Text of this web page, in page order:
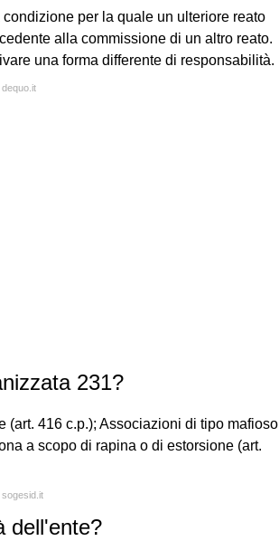
per la quale un ulteriore reato
alla commissione di un altro reato.
una forma differente di responsabilità.
231?
(art. 416 c.p.); Associazioni di tipo mafioso
a scopo di rapina o di estorsione (art.
dell'ente?